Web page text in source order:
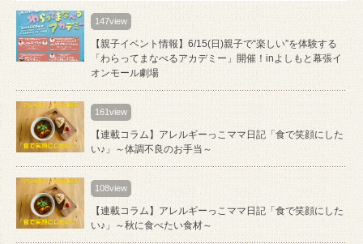
147view
【親子イベント情報】6/15(日)親子で“楽しい”を体験する
「わらってまなべるアカデミー」開催！inよしもと幕張イ
オンモール劇場
161view
【連載コラム】アレルギーっこママ日記「食で笑顔にした
い♪」～体調不良のお手当～
108view
【連載コラム】アレルギーっこママ日記「食で笑顔にした
い♪」～秋に食べたい食材～